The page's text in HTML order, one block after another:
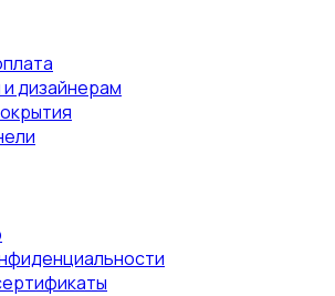
дизайнерам